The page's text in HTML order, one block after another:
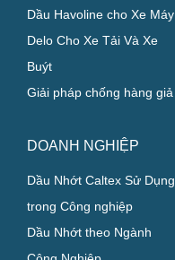
Dầu Havoline cho Xe Máy
Delo Cho Xe Tải Và Xe
Buýt
Giải pháp chống hàng giả
DOANH NGHIỆP
Dầu Nhớt Caltex Sử Dụng
trong Công nghiệp
Dầu Nhớt theo Ngành